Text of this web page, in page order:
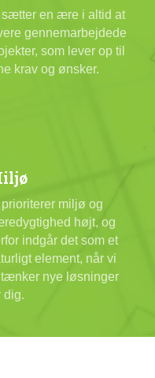
sætter en ære i altid at
gennemarbejdede
som lever op til
krav og ønsker.
miljø og
højt, og
indgår det som et
element, når vi
nye løsninger
dig.